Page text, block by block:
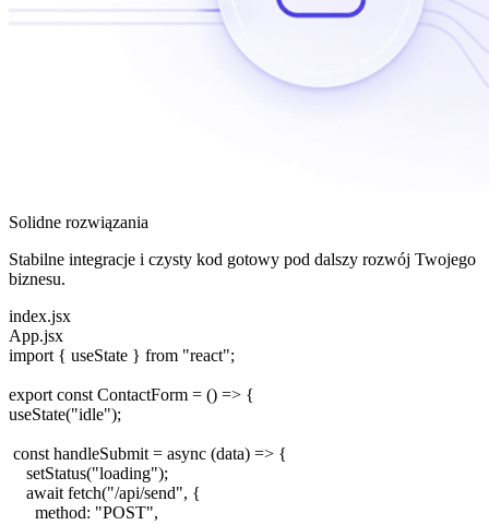
Solidne rozwiązania
Stabilne integracje i czysty kod gotowy pod dalszy rozwój Twojego
biznesu.
index.jsx
App.jsx
import{ useState } from "react";
export const ContactForm = () => {
useState("idle");
const handleSubmit= async (data) => {
setStatus("loading");
await fetch("/api/send", {
method: "POST",